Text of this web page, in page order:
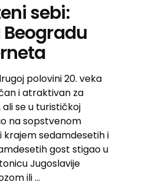
sebi:
polovini 20. veka
i atraktivan za
se u turističkoj
na sopstvenom
krajem sedamdesetih i
gost stigao u
Jugoslavije
ili